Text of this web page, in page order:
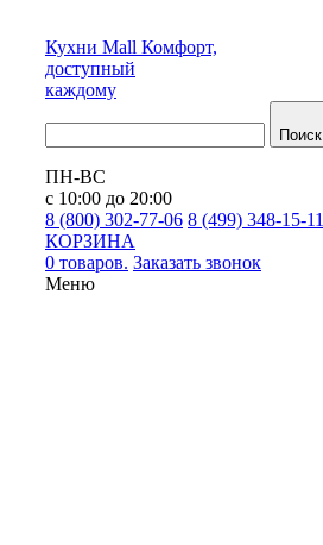
Кухни Mall Комфорт,
доступный
каждому
Поиск
ПН-ВС
с 10:00 до 20:00
8 (800) 302-77-06 8 (499) 348-15-11
КОРЗИНА
0 товаров. Заказать звонок
Меню